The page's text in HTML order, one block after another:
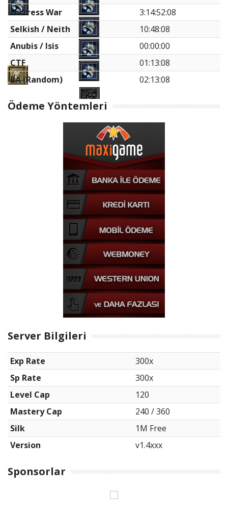
Fortress War
3:14:52:08
Selkish / Neith
10:48:08
Anubis / Isis
00:00:00
CTF
01:13:08
BA (Random)
02:13:08
Ödeme Yöntemleri
Server Bilgileri
Exp Rate
300x
Sp Rate
300x
Level Cap
120
Mastery Cap
240 / 360
Silk
1M Free
Version
v1.4xxx
Sponsorlar